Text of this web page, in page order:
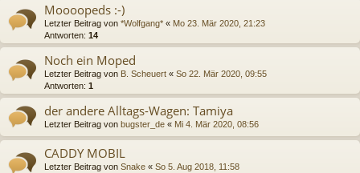
Moooopeds :-)
Letzter Beitrag von *Wolfgang* « Mo 23. Mär 2020, 21:23
Antworten: 14
Noch ein Moped
Letzter Beitrag von B. Scheuert « So 22. Mär 2020, 09:55
Antworten: 1
der andere Alltags-Wagen: Tamiya
Letzter Beitrag von bugster_de « Mi 4. Mär 2020, 08:56
CADDY MOBIL
Letzter Beitrag von Snake « So 5. Aug 2018, 11:58